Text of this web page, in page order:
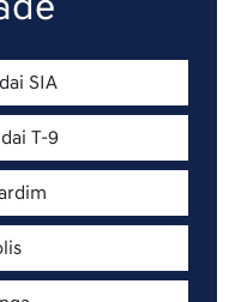
SIA
T-9